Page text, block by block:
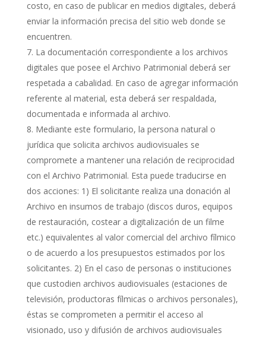
costo, en caso de publicar en medios digitales, deberá
enviar la información precisa del sitio web donde se
encuentren.
La documentación correspondiente a los archivos
digitales que posee el Archivo Patrimonial deberá ser
respetada a cabalidad. En caso de agregar información
referente al material, esta deberá ser respaldada,
documentada e informada al archivo.
Mediante este formulario, la persona natural o
jurídica que solicita archivos audiovisuales se
compromete a mantener una relación de reciprocidad
con el Archivo Patrimonial. Esta puede traducirse en
dos acciones: 1) El solicitante realiza una donación al
Archivo en insumos de trabajo (discos duros, equipos
de restauración, costear a digitalización de un filme
etc.) equivalentes al valor comercial del archivo fílmico
o de acuerdo a los presupuestos estimados por los
solicitantes. 2) En el caso de personas o instituciones
que custodien archivos audiovisuales (estaciones de
televisión, productoras fílmicas o archivos personales),
éstas se comprometen a permitir el acceso al
visionado, uso y difusión de archivos audiovisuales